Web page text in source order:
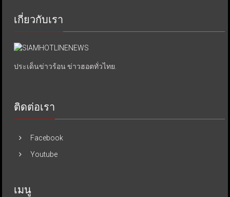
เกี่ยวกับเรา
ประเด็นข่าวร้อน ข่าวฮอตทั่วไทย.
ติดต่อเรา
Facebook
Youtube
เมนู